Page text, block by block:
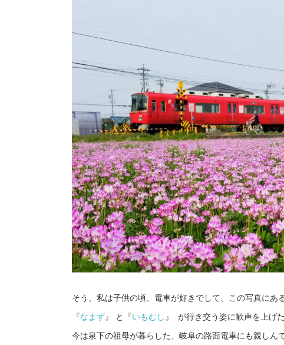
そう、私は子供の頃、電車が好きでして、この写真にあ
『なまず』 と『いもむし 』 が行き交う姿に歓声を上げた
今は泉下の祖母が暮らした、岐阜の路面電車にも親しん